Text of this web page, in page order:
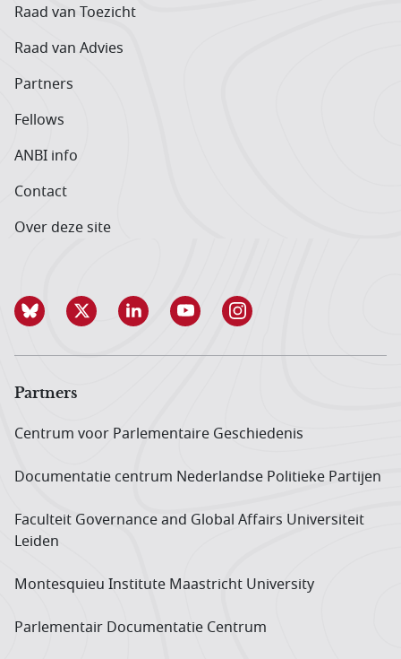
Raad van Toezicht
Raad van Advies
Partners
Fellows
ANBI info
Contact
Over deze site
Partners
Centrum voor Parlementaire Geschiedenis
Documentatie centrum Neder­landse Politieke Partijen
Faculteit Governance and Global Affairs Universiteit
Leiden
Montesquieu Institute Maastricht University
Parlementair Documentatie Centrum